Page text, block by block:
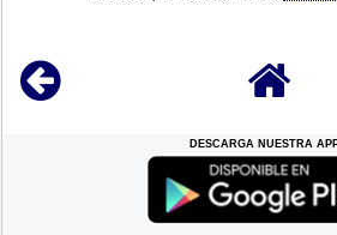
DESCARGA NUESTRA